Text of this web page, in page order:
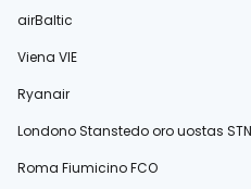
airBaltic
Viena VIE
Ryanair
Londono Stanstedo oro uostas STN
Roma Fiumicino FCO